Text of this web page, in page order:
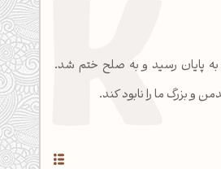
به پایان رسید و به صلح ختم شد.
و بزرگ ما را نابود کند.